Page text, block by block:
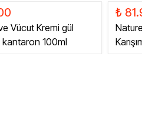
Vücut Kremi gül
kantaron 100ml
₺